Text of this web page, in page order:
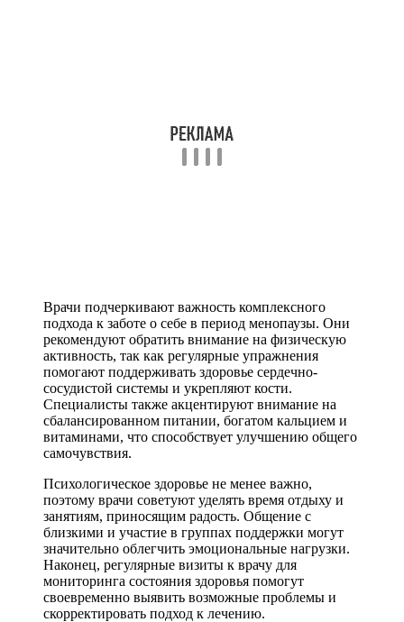
Врачи подчеркивают важность комплексного
подхода к заботе о себе в период менопаузы. Они
рекомендуют обратить внимание на физическую
активность, так как регулярные упражнения
помогают поддерживать здоровье сердечно-
сосудистой системы и укрепляют кости.
Специалисты также акцентируют внимание на
сбалансированном питании, богатом кальцием и
витаминами, что способствует улучшению общего
самочувствия.
Психологическое здоровье не менее важно,
поэтому врачи советуют уделять время отдыху и
занятиям, приносящим радость. Общение с
близкими и участие в группах поддержки могут
значительно облегчить эмоциональные нагрузки.
Наконец, регулярные визиты к врачу для
мониторинга состояния здоровья помогут
своевременно выявить возможные проблемы и
скорректировать подход к лечению.